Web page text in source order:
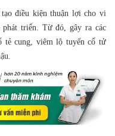
điều kiện thuận lợi cho vi
triển. Từ đó, gây ra các
tẻ cung, viêm lộ tuyến cổ tử